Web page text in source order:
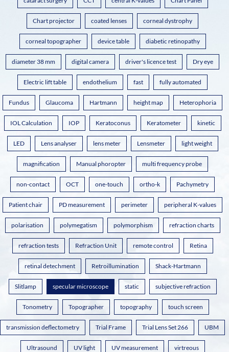
Chart projector coated lenses corneal dystrophy
corneal topographer device table diabetic retinopathy
diameter 38 mm digital camera driver's licence test Dry eye
Electric lift table endothelium fast fully automated
Fundus Glaucoma Hartmann height map Heterophoria
IOL Calculation IOP Keratoconus Keratometer kinetic
LED Lens analyser lens meter Lensmeter light weight
magnification Manual phoropter multi frequency probe
non-contact OCT one-touch ortho-k Pachymetry
Patient chair PD measurement perimeter peripheral K-values
polarisation polymegatism polymorphism refraction charts
refraction tests Refraction Unit remote control Retina
retinal detechment Retroillumination Shack-Hartmann
Slitlamp specular microscope static subjective refraction
Tonometry Topographer topography touch screen
transmission deflectometry Trial Frame Trial Lens Set 266 UBM
Ultrasound UV light UV measurement virtreous